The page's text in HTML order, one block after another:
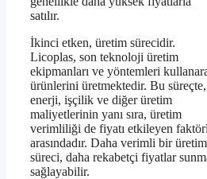
satılır.
İkinci etken, üretim sürecidir.
Licoplas, son teknoloji üretim
ekipmanları ve yöntemleri
ürünlerini üretmektedir. Bu süreçte,
enerji, işçilik ve diğer üretim
maliyetlerinin yanı sıra, üretim
verimliliği de fiyatı etkileyen
arasındadır. Daha verimli bir üretim
süreci, daha rekabetçi fiyatlar
sağlayabilir.